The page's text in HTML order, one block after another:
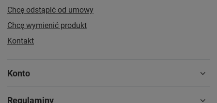
Chcę odstąpić od umowy
Chcę wymienić produkt
Kontakt
Konto
Regulaminy